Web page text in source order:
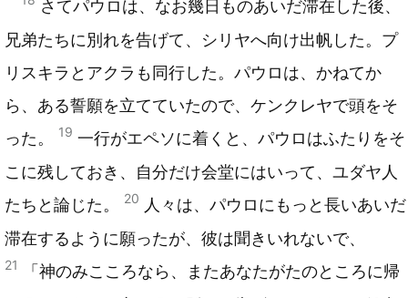
さてパウロは、なお幾日ものあいだ滞在した後、
兄弟たちに別れを告げて、シリヤへ向け出帆した。プ
リスキラとアクラも同行した。パウロは、かねてか
ら、ある誓願を立てていたので、ケンクレヤで頭をそ
った。
19 一行がエペソに着くと、パウロはふたりをそ
こに残しておき、自分だけ会堂にはいって、ユダヤ人
たちと論じた。
20 人々は、パウロにもっと長いあいだ
滞在するように願ったが、彼は聞きいれないで、
21
「神のみこころなら、またあなたがたのところに帰